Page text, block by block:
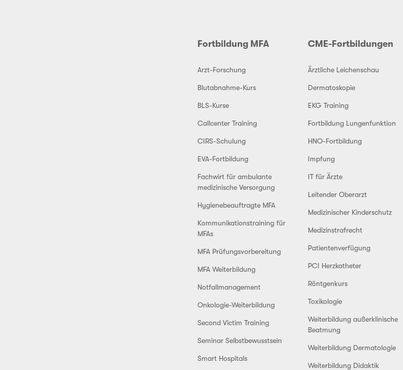
Fortbildung MFA
Arzt-Forschung
Blutabnahme-Kurs
BLS-Kurse
Callcenter Training
CIRS-Schulung
EVA-Fortbildung
Fachwirt für ambulante
medizinische Versorgung
Hygienebeauftragte MFA
Kommunikationstraining für
MFAs
MFA Prüfungsvorbereitung
MFA Weiterbildung
Notfallmanagement
Onkologie-Weiterbildung
Second Victim Training
Seminar Selbstbewusstsein
Smart Hospitals
CME-Fortbildungen
Ärztliche Leichenschau
Dermatoskopie
EKG Training
Fortbildung Lungenfunktion
HNO-Fortbildung
Impfung
IT für Ärzte
Leitender Oberarzt
Medizinischer Kinderschutz
Medizinstrafrecht
Patientenverfügung
PCI Herzkatheter
Röntgenkurs
Toxikologie
Weiterbildung außerklinische
Beatmung
Weiterbildung Dermatologie
Weiterbildung Didaktik